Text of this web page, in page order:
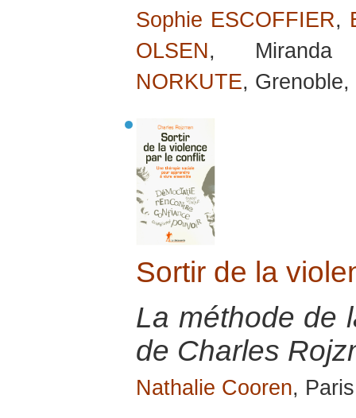
Sophie ESCOFFIER,
OLSEN, Miranda
NORKUTE,
Sortir de la
La méthode de
de Charles
Nathalie Cooren,